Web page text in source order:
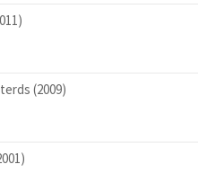
(2009)